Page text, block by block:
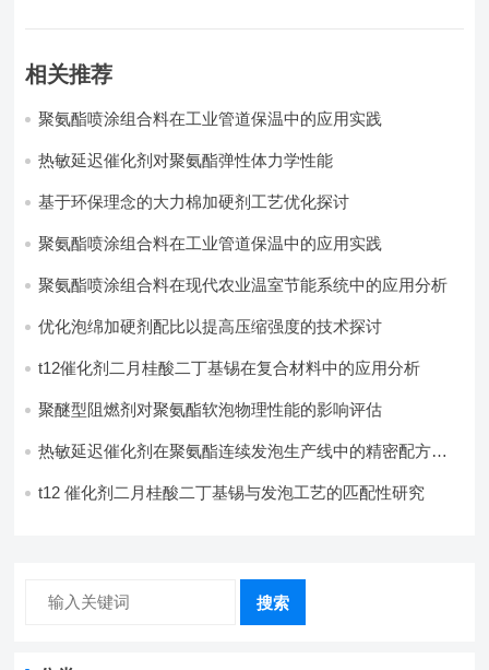
相关推荐
聚氨酯喷涂组合料在工业管道保温中的应用实践
热敏延迟催化剂对聚氨酯弹性体力学性能
基于环保理念的大力棉加硬剂工艺优化探讨
聚氨酯喷涂组合料在工业管道保温中的应用实践
聚氨酯喷涂组合料在现代农业温室节能系统中的应用分析​
优化泡绵加硬剂配比以提高压缩强度的技术探讨
t12催化剂二月桂酸二丁基锡在复合材料中的应用分析
聚醚型阻燃剂对聚氨酯软泡物理性能的影响评估​
热敏延迟催化剂在聚氨酯连续发泡生产线中的精密配方设
t12 催化剂二月桂酸二丁基锡与发泡工艺的匹配性研究
搜索